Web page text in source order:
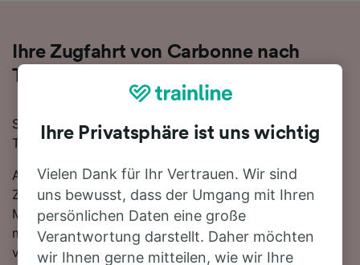
Ihre Zugfahrt von Carbonne nach
Toulouse
Sie planen eine Zugfahrt von Carbonne nach
Toulouse? Starten Sie jetzt Ihre Suche!
Auf der 39 km langen Strecke fahren in der Regel 18
Züge, die schnellste Reisezeit beträgt dabei 28
Minuten. Einfach zurücklehnen und stressfrei reisen -
mit den direkten Verbindungen, die auf dieser Route
verfügbar sind, ist kein Umstieg nötig. Nutzen Sie
Ihre Privatsphäre ist uns wichtig
Vielen Dank für Ihr Vertrauen. Wir sind
uns bewusst, dass der Umgang mit Ihren
persönlichen Daten eine große
Verantwortung darstellt. Daher möchten
wir Ihnen gerne mitteilen, wie wir Ihre